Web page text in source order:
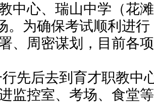
中心、瑞山中学（花
。为确保考试顺利进
、周密谋划，目前各
先后去到育才职教中
监控室、考场、食堂